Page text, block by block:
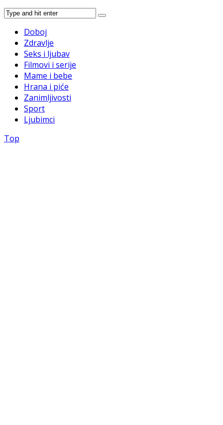
Doboj
Zdravlje
Seks i ljubav
Filmovi i serije
Mame i bebe
Hrana i piće
Zanimljivosti
Sport
Ljubimci
Top